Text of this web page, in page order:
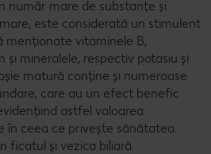
număr mare de substanțe și
este considerată un stimulent
menționate vitaminele B,
și mineralele, respectiv potasiu și
matură conține și numeroase
care au un efect benefic
astfel valoarea
în ceea ce privește sănătatea.
ficatul și vezica biliară.